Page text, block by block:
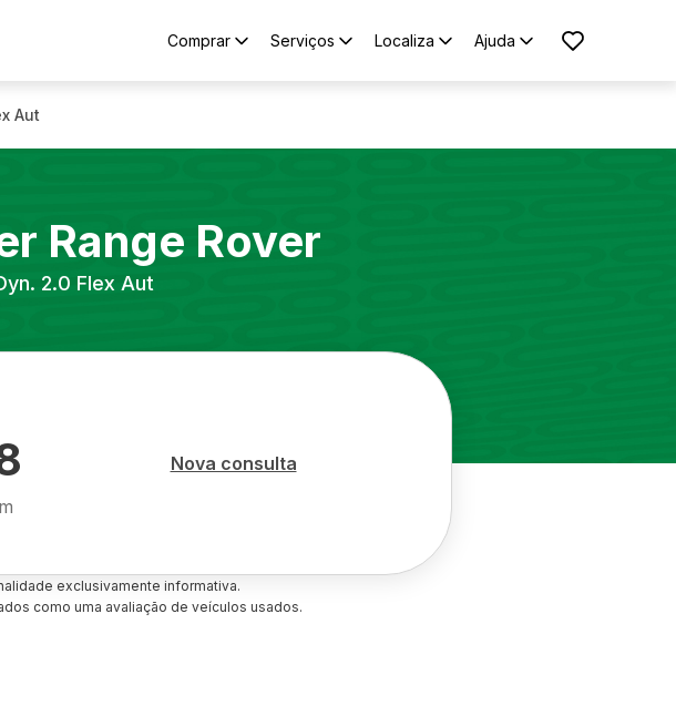
Comprar Serviços Localiza Ajuda
Aut
Range Rover
2.0 Flex Aut
Nova consulta
exclusivamente informativa.
como uma avaliação de veículos usados.